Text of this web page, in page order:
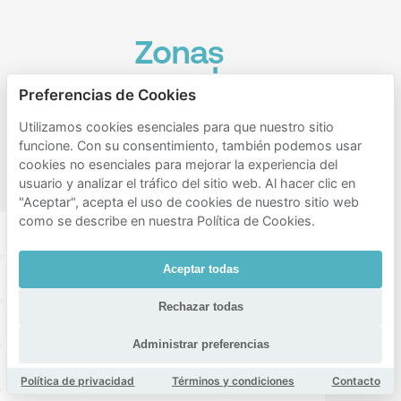
Zonas
populares
para
aparcar
cerca de
Zandberg
Blauwe Kei Ginneken
Preferencias de Cookies
Utilizamos cookies esenciales para que nuestro sitio
funcione. Con su consentimiento, también podemos usar
cookies no esenciales para mejorar la experiencia del
usuario y analizar el tráfico del sitio web. Al hacer clic en
"Aceptar", acepta el uso de cookies de nuestro sitio web
como se describe en nuestra Política de Cookies.
Aceptar todas
Rechazar todas
Administrar preferencias
Política de privacidad Términos y condiciones Contacto